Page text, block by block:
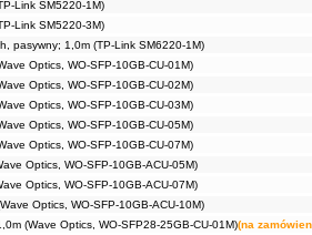
Link SM5220-1M)
Link SM5220-3M)
pasywny; 1,0m (TP-Link SM6220-1M)
Optics, WO-SFP-10GB-CU-01M)
Optics, WO-SFP-10GB-CU-02M)
Optics, WO-SFP-10GB-CU-03M)
Optics, WO-SFP-10GB-CU-05M)
Optics, WO-SFP-10GB-CU-07M)
Optics, WO-SFP-10GB-ACU-05M)
Optics, WO-SFP-10GB-ACU-07M)
Optics, WO-SFP-10GB-ACU-10M)
(Wave Optics, WO-SFP28-25GB-CU-01M)(na